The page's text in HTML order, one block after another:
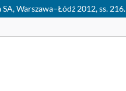
Warszawa–Łódź 2012, ss. 216.